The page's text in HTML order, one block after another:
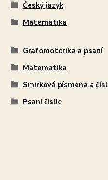
Český jazyk
Matematika
Grafomotorika a psaní
Matematika
Smirková písmena a
Psaní číslic